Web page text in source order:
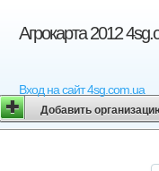
Агрокарта 2012
Вход на сайт 4sg.com.ua
Добавить